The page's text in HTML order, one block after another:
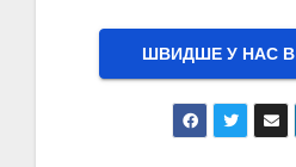
ШВИДШЕ У НАС В